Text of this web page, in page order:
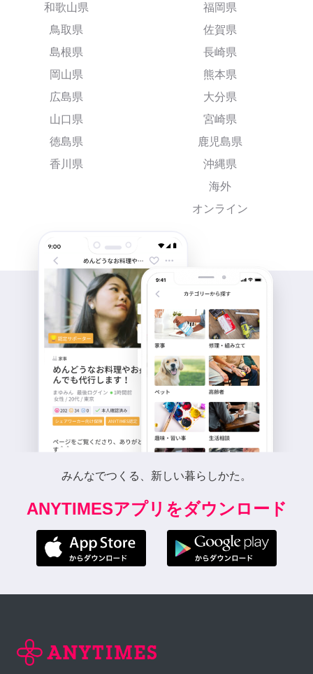
和歌山県
鳥取県
島根県
岡山県
広島県
山口県
徳島県
香川県
福岡県
佐賀県
長崎県
熊本県
大分県
宮崎県
鹿児島県
沖縄県
海外
オンライン
みんなでつくる、新しい暮らしかた。
ANYTIMESアプリをダウンロード